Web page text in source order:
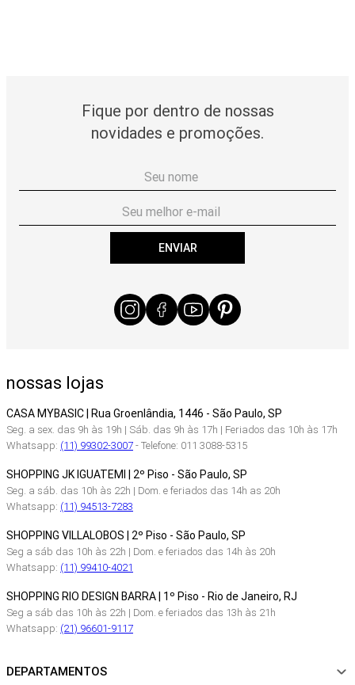
Fique por dentro de nossas
novidades e promoções.
ENVIAR
nossas lojas
CASA MYBASIC | Rua Groenlândia, 1446 - São Paulo, SP
Seg. a sex. das 9h às 19h | Sáb. das 9h às 17h | Feriados das 10h às 17h
Whatsapp: (11) 99302-3007- Telefone: 011 3088-5315
SHOPPING JK IGUATEMI | 2º Piso - São Paulo, SP
Seg. a sáb. das 10h às 22h | Dom. e feriados das 14h as 20h
Whatsapp: (11) 94513-7283
SHOPPING VILLALOBOS | 2º Piso - São Paulo, SP
Seg a sáb das 10h às 22h | Dom. e feriados das 14h às 20h
Whatsapp: (11) 99410-4021
SHOPPING RIO DESIGN BARRA | 1º Piso - Rio de Janeiro, RJ
Seg a sáb das 10h às 22h | Dom. e feriados das 13h às 21h
Whatsapp: (21) 96601-9117
DEPARTAMENTOS